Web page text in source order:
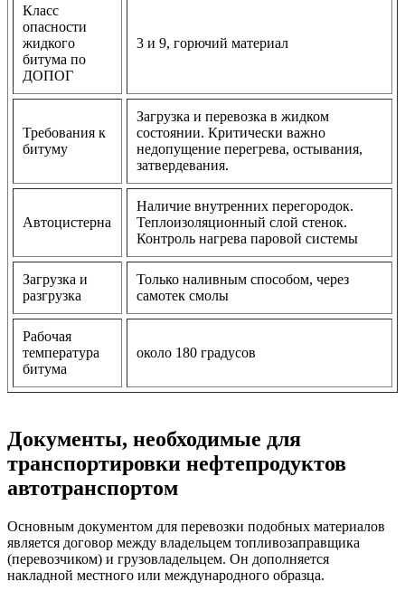
Класс
опасности
жидкого
битума по
ДОПОГ
3 и 9, горючий материал
Требования к
битуму
Загрузка и перевозка в жидком
состоянии. Критически важно
недопущение перегрева, остывания,
затвердевания.
Автоцистерна
Наличие внутренних перегородок.
Теплоизоляционный слой стенок.
Контроль нагрева паровой системы
Загрузка и
разгрузка
Только наливным способом, через
самотек смолы
Рабочая
температура
битума
около 180 градусов
Документы, необходимые для
транспортировки нефтепродуктов
автотранспортом
Основным документом для перевозки подобных материалов
является договор между владельцем топливозаправщика
(перевозчиком) и грузовладельцем. Он дополняется
накладной местного или международного образца.